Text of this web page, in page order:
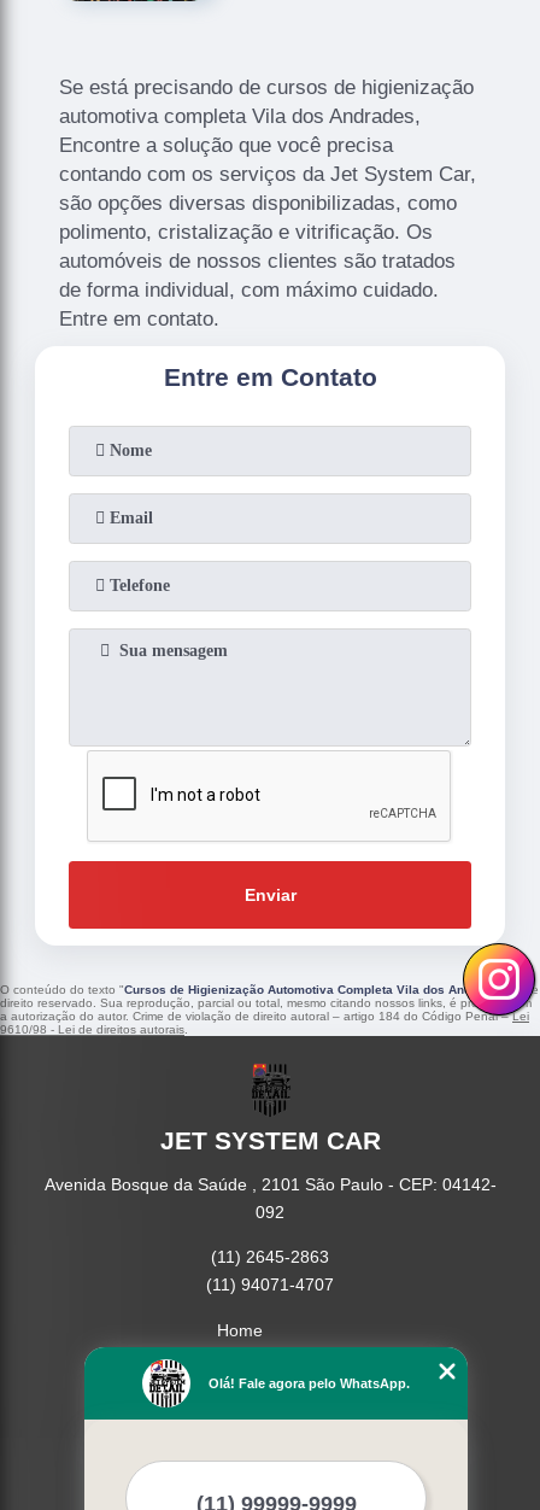
Se está precisando de cursos de higienização
automotiva completa Vila dos Andrades,
Encontre a solução que você precisa
contando com os serviços da Jet System Car,
são opções diversas disponibilizadas, como
polimento, cristalização e vitrificação. Os
automóveis de nossos clientes são tratados
de forma individual, com máximo cuidado.
Entre em contato.
Entre em Contato
Enviar
O conteúdo do texto "Cursos de Higienização Automotiva Completa Vila dos Andrades" é de
direito reservado. Sua reprodução, parcial ou total, mesmo citando nossos links, é proibida sem
a autorização do autor. Crime de violação de direito autoral – artigo 184 do Código Penal –Lei
9610/98 - Lei de direitos autorais
JET SYSTEM CAR
Avenida Bosque da Saúde , 2101 São Paulo - CEP: 04142-
092
(11) 2645-2863
(11) 94071-4707
Home
Missão
Mapa do site
Mais Serviços
Olá! Fale agora pelo WhatsApp.